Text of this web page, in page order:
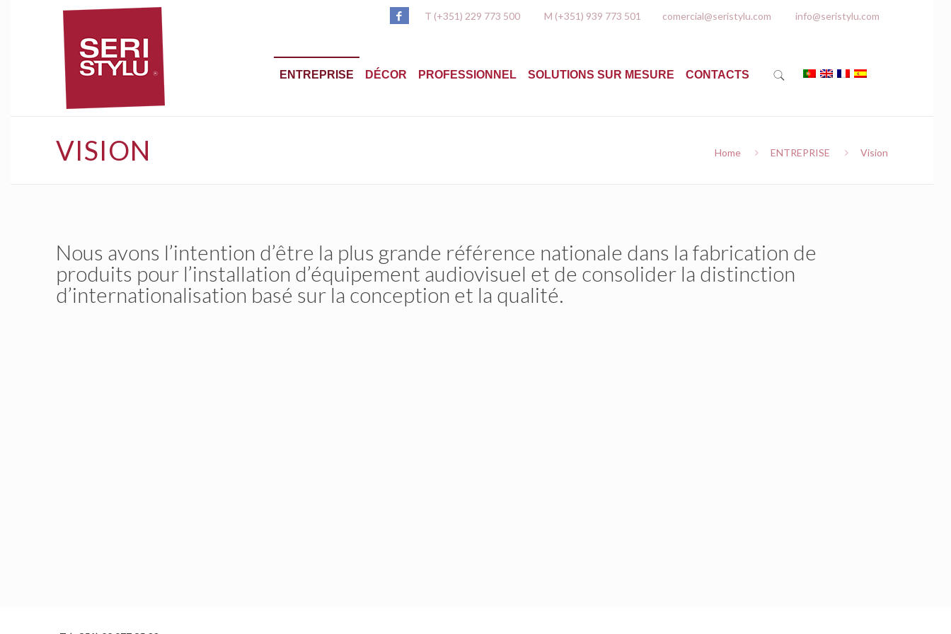
T (+351) 229 773 500 M (+351) 939 773 501 comercial@seristylu.com info@seristylu.com
ENTREPRISE DÉCOR PROFESSIONNEL SOLUTIONS SUR MESURE CONTACTS
VISION Home ENTREPRISE Vision
Nous avons l’intention d’être la plus grande référence nationale dans la fabrication de
produits pour l’installation d’équipement audiovisuel et de consolider la distinction
d’internationalisation basé sur la conception et la qualité.